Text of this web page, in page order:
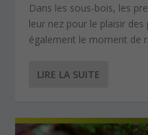
Dans les sous-bois, les
leur nez pour le plaisir des
également le moment de
LIRE LA SUITE